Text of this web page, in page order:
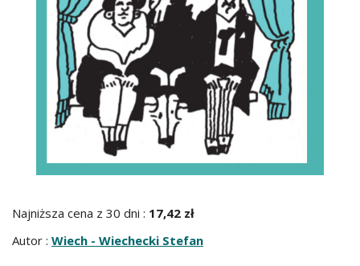
Najniższa cena z 30 dni : 17,42 zł
Autor : Wiech - Wiechecki Stefan